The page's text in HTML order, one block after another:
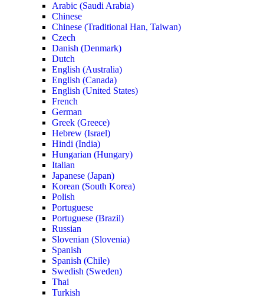
Arabic (Saudi Arabia)
Chinese
Chinese (Traditional Han, Taiwan)
Czech
Danish (Denmark)
Dutch
English (Australia)
English (Canada)
English (United States)
French
German
Greek (Greece)
Hebrew (Israel)
Hindi (India)
Hungarian (Hungary)
Italian
Japanese (Japan)
Korean (South Korea)
Polish
Portuguese
Portuguese (Brazil)
Russian
Slovenian (Slovenia)
Spanish
Spanish (Chile)
Swedish (Sweden)
Thai
Turkish